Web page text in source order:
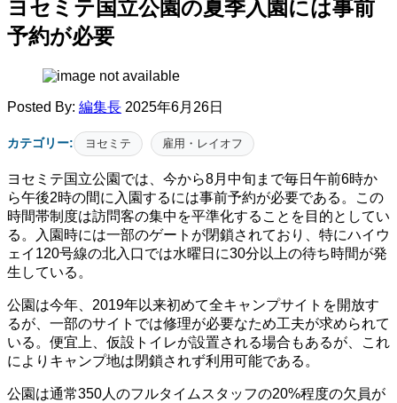
ヨセミテ国立公園の夏季入園には事前
予約が必要
Posted By: 編集長 2025年6月26日
カテゴリー: ヨセミテ 雇用・レイオフ
ヨセミテ国立公園では、今から8月中旬まで毎日午前6時か
ら午後2時の間に入園するには事前予約が必要である。この
時間帯制度は訪問客の集中を平準化することを目的としてい
る。入園時には一部のゲートが閉鎖されており、特にハイウ
ェイ120号線の北入口では水曜日に30分以上の待ち時間が発
生している。
公園は今年、2019年以来初めて全キャンプサイトを開放す
るが、一部のサイトでは修理が必要なため工夫が求められて
いる。便宜上、仮設トイレが設置される場合もあるが、これ
によりキャンプ地は閉鎖されず利用可能である。
公園は通常350人のフルタイムスタッフの20%程度の欠員が